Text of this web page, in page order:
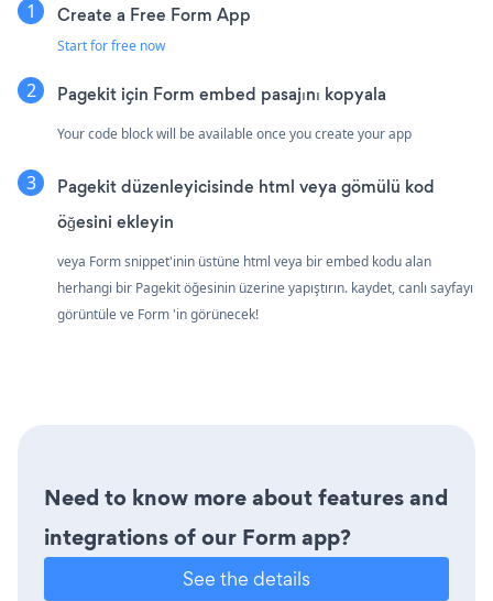
Create a Free Form App
Start for free now
Pagekit için Form embed pasajını kopyala
Your code block will be available once you create your app
Pagekit düzenleyicisinde html veya gömülü kod
öğesini ekleyin
veya Form snippet'inin üstüne html veya bir embed kodu alan
herhangi bir Pagekit öğesinin üzerine yapıştırın. kaydet, canlı sayfayı
görüntüle ve Form 'in görünecek!
Need to know more about features and
integrations of our Form app?
See the details